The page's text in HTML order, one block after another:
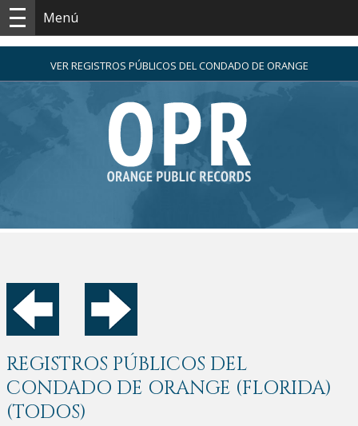
Menú
VER REGISTROS PÚBLICOS DEL CONDADO DE ORANGE
REGISTROS PÚBLICOS DEL
CONDADO DE ORANGE (FLORIDA)
(TODOS)